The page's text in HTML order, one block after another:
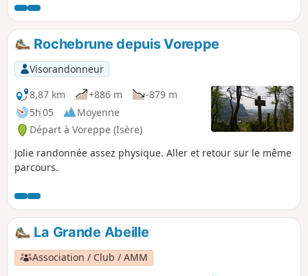
qui donnent vue sur la vallée de l'Isère,
le Vercors et la Chartreuse.Boucle
appréciée par les piétons, vététistes ou
joggers...
Rochebrune depuis Voreppe
Visorandonneur
8,87 km
+886 m
-879 m
5h 05
Moyenne
Départ à Voreppe (Isère)
Jolie randonnée assez physique. Aller et retour sur le même
parcours.
La Grande Abeille
Association / Club / AMM